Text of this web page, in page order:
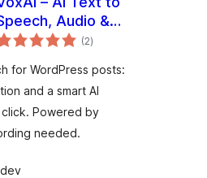
Audio &
for Posts
(2vērtējumu
kopsumma
)
for WordPress posts:
and a smart AI
click. Powered by
needed.